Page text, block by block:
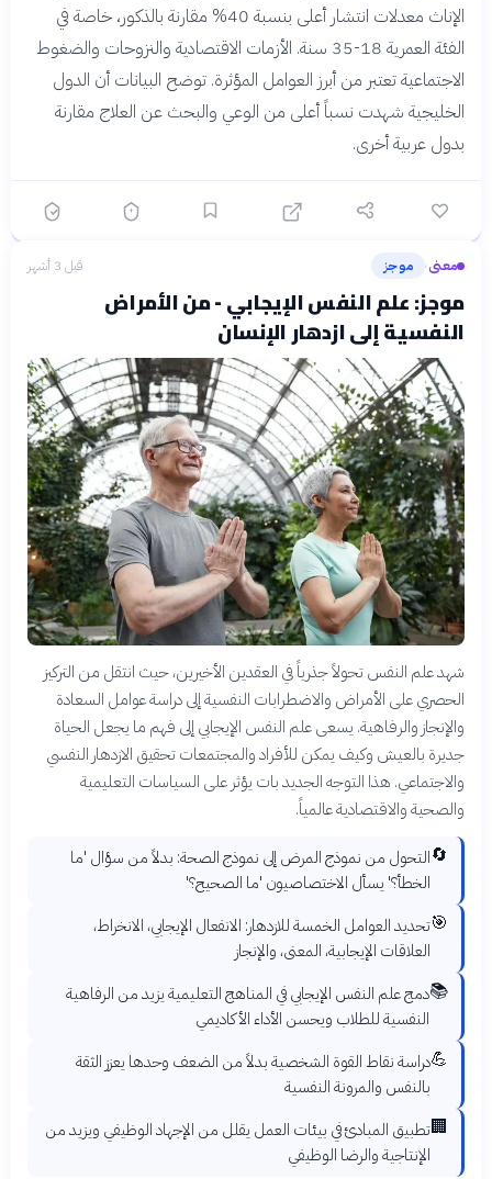
الإناث معدلات انتشار أعلى بنسبة 40% مقارنة بالذكور، خاصة في
الفئة العمرية 18-35 سنة. الأزمات الاقتصادية والنزوحات والضغوط
الاجتماعية تعتبر من أبرز العوامل المؤثرة. توضح البيانات أن الدول
الخليجية شهدت نسباً أعلى من الوعي والبحث عن العلاج مقارنة
بدول عربية أخرى.
معنى› موجز قبل 3 أشهر
موجز: علم النفس الإيجابي - من الأمراض
النفسية إلى ازدهار الإنسان
شهد علم النفس تحولاً جذرياً في العقدين الأخيرين، حيث انتقل من التركيز
الحصري على الأمراض والاضطرابات النفسية إلى دراسة عوامل السعادة
والإنجاز والرفاهية. يسعى علم النفس الإيجابي إلى فهم ما يجعل الحياة
جديرة بالعيش وكيف يمكن للأفراد والمجتمعات تحقيق الازدهار النفسي
والاجتماعي. هذا التوجه الجديد بات يؤثر على السياسات التعليمية
والصحية والاقتصادية عالمياً.
🔄التحول من نموذج المرض إلى نموذج الصحة: بدلاً من سؤال 'ما
الخطأ؟' يسأل الاختصاصيون 'ما الصحيح؟'
🎯تحديد العوامل الخمسة للازدهار: الانفعال الإيجابي، الانخراط،
العلاقات الإيجابية، المعنى، والإنجاز
📚دمج علم النفس الإيجابي في المناهج التعليمية يزيد من الرفاهية
النفسية للطلاب ويحسن الأداء الأكاديمي
💪دراسة نقاط القوة الشخصية بدلاً من الضعف وحدها يعزز الثقة
بالنفس والمرونة النفسية
🏢تطبيق المبادئ في بيئات العمل يقلل من الإجهاد الوظيفي ويزيد من
الإنتاجية والرضا الوظيفي